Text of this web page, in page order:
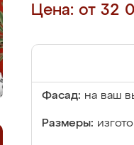
Цена: от 32
Фасад: на ваш
Размеры: